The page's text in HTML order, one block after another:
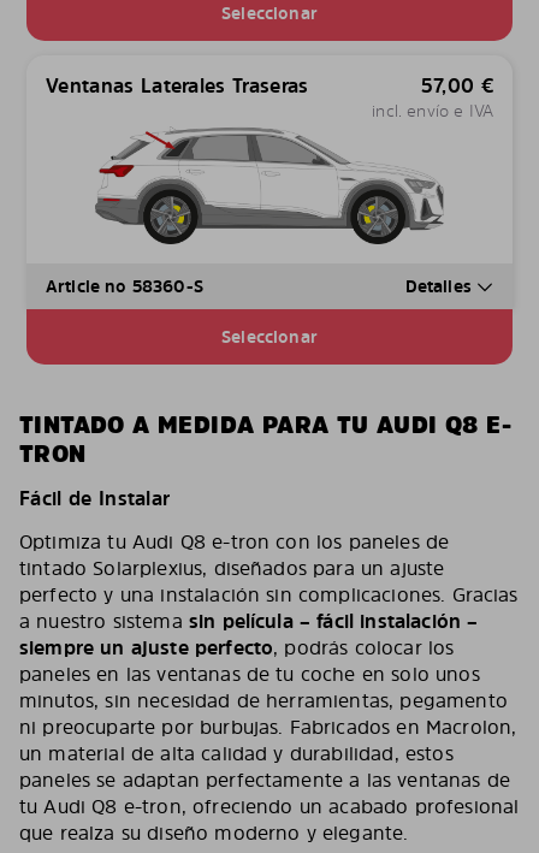
Seleccionar
Ventanas Laterales Traseras 57,00 €
incl. envío e IVA
Article no 58360-S Detalles
Seleccionar
TINTADO A MEDIDA PARA TU AUDI Q8 E-
TRON
Fácil de Instalar
Optimiza tu Audi Q8 e-tron con los paneles de
tintado Solarplexius, diseñados para un ajuste
perfecto y una instalación sin complicaciones. Gracias
a nuestro sistema sin película – fácil instalación –
siempre un ajuste perfecto, podrás colocar los
paneles en las ventanas de tu coche en solo unos
minutos, sin necesidad de herramientas, pegamento
ni preocuparte por burbujas. Fabricados en Macrolon,
un material de alta calidad y durabilidad, estos
paneles se adaptan perfectamente a las ventanas de
tu Audi Q8 e-tron, ofreciendo un acabado profesional
que realza su diseño moderno y elegante.